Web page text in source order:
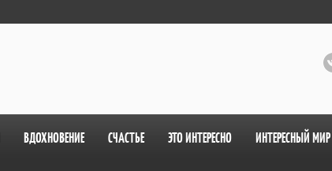
ВДОХНОВЕНИЕ СЧАСТЬЕ ЭТО ИНТЕРЕСНО ИНТЕРЕСНЫЙ МИР